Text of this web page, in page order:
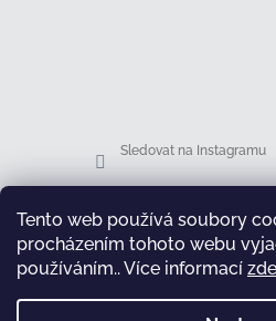
Tento web používá soubory
procházením tohoto webu
používáním.. Více informací zde
Sledovat na Instagramu
Facebook
Honsová shop